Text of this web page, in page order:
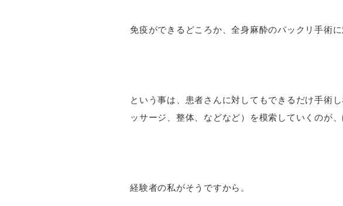
免疫ができるどころか、全身麻酔のパックリ手術
という事は、患者さんに対してもできるだけ手術
ッサージ、整体、などなど）を模索していくのが
経験者の私がそうですから。